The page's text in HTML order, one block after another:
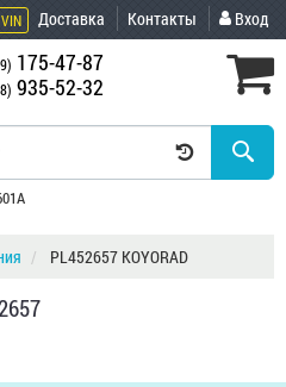
Доставка Контакты Вход
175-47-87
935-52-32
PL452657 KOYORAD